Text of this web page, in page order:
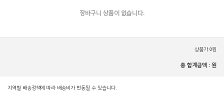
장바구니 상품이 없습니다.
상품가 0원
총 합계금액 : 원
지역별 배송정책에 따라 배송비가 변동될 수 있습니다.